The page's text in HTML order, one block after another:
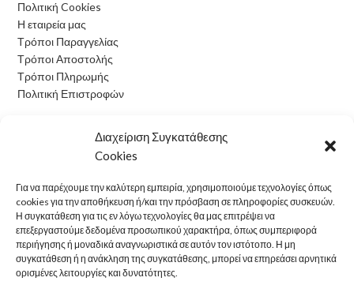
Διαχείριση Συγκατάθεσης
Cookies
Για να παρέχουμε την καλύτερη εμπειρία, χρησιμοποιούμε τεχνολογίες όπως
cookies για την αποθήκευση ή/και την πρόσβαση σε πληροφορίες συσκευών.
Η συγκατάθεση για τις εν λόγω τεχνολογίες θα μας επιτρέψει να
επεξεργαστούμε δεδομένα προσωπικού χαρακτήρα, όπως συμπεριφορά
περιήγησης ή μοναδικά αναγνωριστικά σε αυτόν τον ιστότοπο. Η μη
συγκατάθεση ή η ανάκληση της συγκατάθεσης, μπορεί να επηρεάσει αρνητικά
ορισμένες λειτουργίες και δυνατότητες.
Πολιτική Cookies
Η εταιρεία μας
Τρόποι Παραγγελίας
Τρόποι Αποστολής
Τρόποι Πληρωμής
Πολιτική Επιστροφών
Ωράριο Λειτουργίας
Δευτέρα: 09:00 - 15:00
Τρίτη: 09:00 - 15:00
Τετάρτη: 09:00 - 15:00
Πέμπτη: 09:00 - 15:00
Παρασκευή: 09:00 - 15:00
Σάββατο: Κλειστά
Κυριακή: Κλειστά